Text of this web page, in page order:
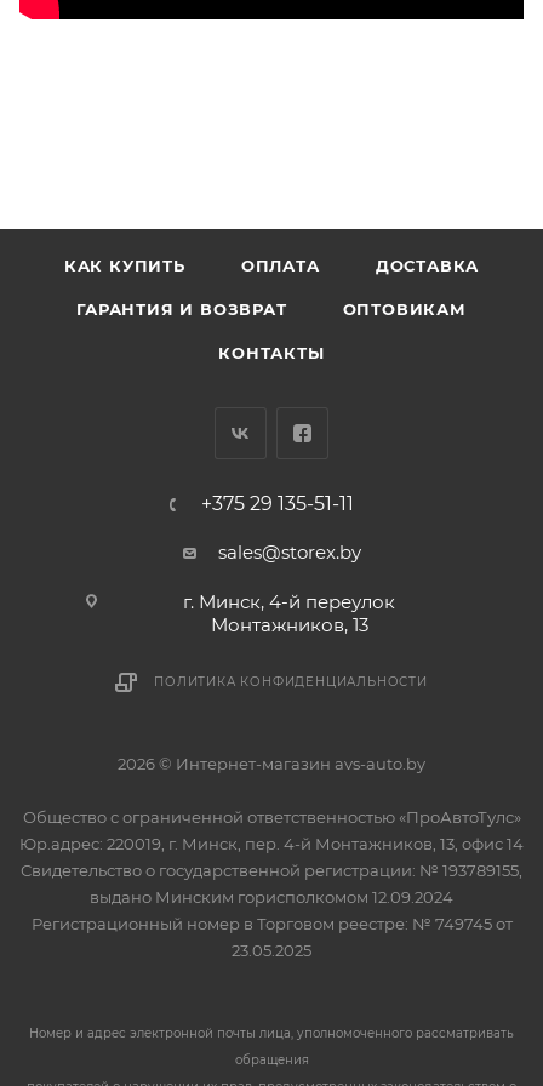
КАК КУПИТЬ ОПЛАТА ДОСТАВКА
ГАРАНТИЯ И ВОЗВРАТ ОПТОВИКАМ
КОНТАКТЫ
+375 29 135-51-11
sales@storex.by
г. Минск, 4-й переулок
Монтажников, 13
ПОЛИТИКА КОНФИДЕНЦИАЛЬНОСТИ
2026 © Интернет-магазин avs-auto.by
Общество с ограниченной ответственностью «ПроАвтоТулс»
Юр.адрес: 220019, г. Минск, пер. 4-й Монтажников, 13, офис 14
Свидетельство о государственной регистрации: № 193789155,
выдано Минским горисполкомом 12.09.2024
Регистрационный номер в Торговом реестре: № 749745 от
23.05.2025
Номер и адрес электронной почты лица, уполномоченного рассматривать
обращения